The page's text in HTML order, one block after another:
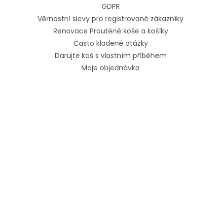
GDPR
Věrnostní slevy pro registrované zákazníky
Renovace Proutěné koše a košíky
Často kladené otázky
Darujte koš s vlastním příběhem
Moje objednávka